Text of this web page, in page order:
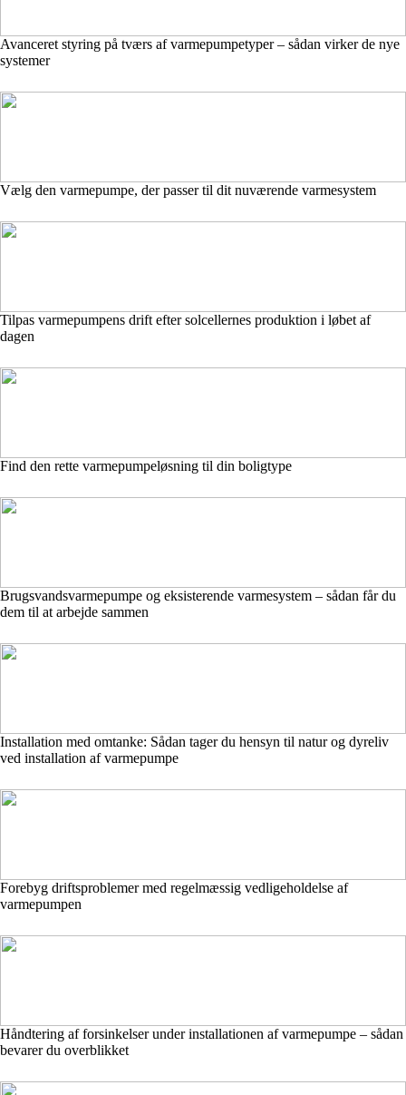
Avanceret styring på tværs af varmepumpetyper – sådan virker de nye
systemer
Vælg den varmepumpe, der passer til dit nuværende varmesystem
Tilpas varmepumpens drift efter solcellernes produktion i løbet af
dagen
Find den rette varmepumpeløsning til din boligtype
Brugsvandsvarmepumpe og eksisterende varmesystem – sådan får du
dem til at arbejde sammen
Installation med omtanke: Sådan tager du hensyn til natur og dyreliv
ved installation af varmepumpe
Forebyg driftsproblemer med regelmæssig vedligeholdelse af
varmepumpen
Håndtering af forsinkelser under installationen af varmepumpe – sådan
bevarer du overblikket